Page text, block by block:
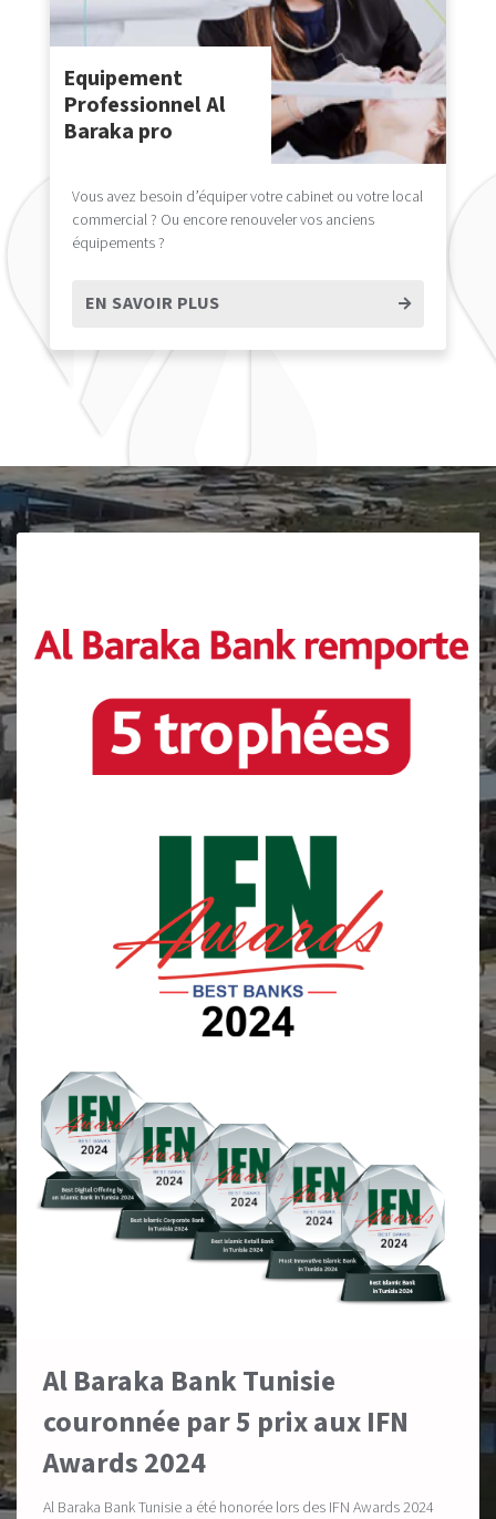
Equipement
Professionnel Al
Baraka pro
Vous avez besoin d’équiper votre cabinet ou votre local
commercial ? Ou encore renouveler vos anciens
équipements ?
EN SAVOIR PLUS
Al Baraka Bank Tunisie
couronnée par 5 prix aux IFN
Awards 2024
Al Baraka Bank Tunisie a été honorée lors des IFN Awards 2024